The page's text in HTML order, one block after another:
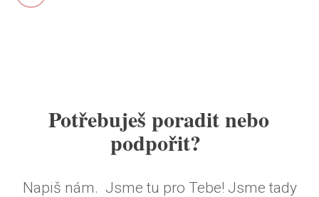
Potřebuješ poradit nebo
podpořit?
Napiš nám. Jsme tu pro Tebe! Jsme tady